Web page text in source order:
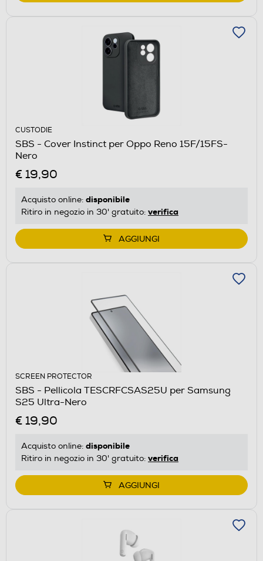
CUSTODIE
SBS - Cover Instinct per Oppo Reno 15F/15FS-
Nero
€ 19,90
Acquisto online: disponibile
Ritiro in negozio in 30' gratuito: verifica
AGGIUNGI
SCREEN PROTECTOR
SBS - Pellicola TESCRFCSAS25U per Samsung
S25 Ultra-Nero
€ 19,90
Acquisto online: disponibile
Ritiro in negozio in 30' gratuito: verifica
AGGIUNGI